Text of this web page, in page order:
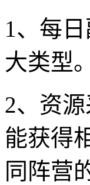
1、每
大类型。
2、资
能获得
同阵营